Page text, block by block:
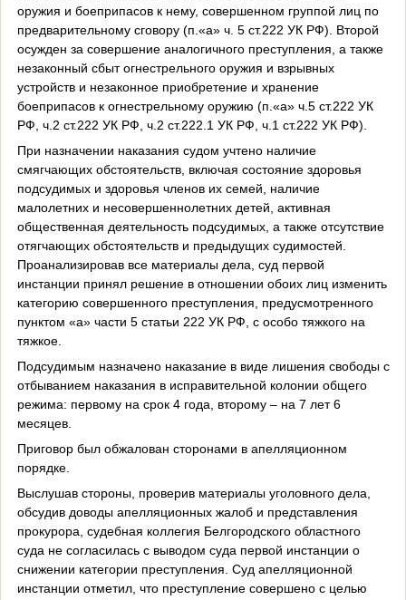
оружия и боеприпасов к нему, совершенном группой лиц по
предварительному сговору (п.«а» ч. 5 ст.222 УК РФ). Второй
осужден за совершение аналогичного преступления, а также
незаконный сбыт огнестрельного оружия и взрывных
устройств и незаконное приобретение и хранение
боеприпасов к огнестрельному оружию (п.«а» ч.5 ст.222 УК
РФ, ч.2 ст.222 УК РФ, ч.2 ст.222.1 УК РФ, ч.1 ст.222 УК РФ).
При назначении наказания судом учтено наличие
смягчающих обстоятельств, включая состояние здоровья
подсудимых и здоровья членов их семей, наличие
малолетних и несовершеннолетних детей, активная
общественная деятельность подсудимых, а также отсутствие
отягчающих обстоятельств и предыдущих судимостей.
Проанализировав все материалы дела, суд первой
инстанции принял решение в отношении обоих лиц изменить
категорию совершенного преступления, предусмотренного
пунктом «а» части 5 статьи 222 УК РФ, с особо тяжкого на
тяжкое.
Подсудимым назначено наказание в виде лишения свободы с
отбыванием наказания в исправительной колонии общего
режима: первому на срок 4 года, второму ‒ на 7 лет 6
месяцев.
Приговор был обжалован сторонами в апелляционном
порядке.
Выслушав стороны, проверив материалы уголовного дела,
обсудив доводы апелляционных жалоб и представления
прокурора, судебная коллегия Белгородского областного
суда не согласилась с выводом суда первой инстанции о
снижении категории преступления. Суд апелляционной
инстанции отметил, что преступление совершено с целью